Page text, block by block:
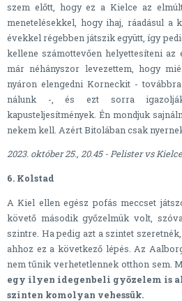
szem előtt, hogy ez a Kielce az
menetelésekkel, hogy ihaj, ráadásul a
évekkel régebben játszik együtt, így
kellene számottevően helyettesíteni
már néhányszor levezettem, hogy
nyáron elengedni Korneckit -
nálunk -, és ezt sorra
kapusteljesítmények. Én mondjuk
nekem kell. Azért Bitolában csak
2023. október 25., 20.45 - Pelister vs
6. Kolstad
A Kiel ellen egész pofás meccset
követő második győzelmük volt,
szintre. Ha pedig azt a szintet
ahhoz ez a következő lépés. Az
nem tűnik verhetetlennek otthon sem.
egy ilyen idegenbeli győzelem is
szinten komolyan vehessük.